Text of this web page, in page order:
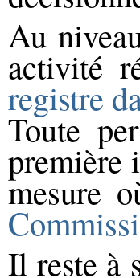
Au
activité
registre
Toute
première
mesure
Il reste à